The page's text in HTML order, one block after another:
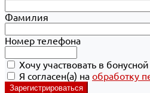
Фамилия
Номер телефона
Хочу участвовать в
Я согласен(а) на обработку